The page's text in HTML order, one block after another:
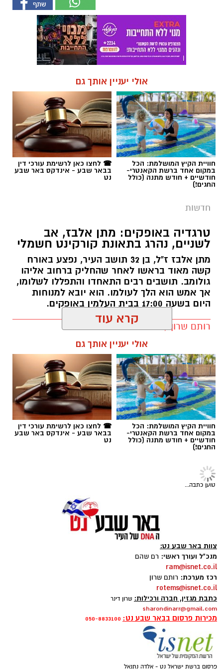
אולי יעניין אותך גם
חוויית הקיץ המושלמת: הכל
במקום אחד ברשת הקאנטרי-
חודשיים + חודש מתנה (כולל
החגים!)
☎ לחצו כאן לרשימת עורכי דין
בבאר שבע - אינדקס באר שבע
נט
חדשות
טרגדיה באופקים: מתן אלבז, אב
לשניים, נהרג בתאונת קורקינט חשמלי
מתן אלבז ז"ל, בן 32 תושב העיר, נפצע באורח
קשה מאוד בראשו לאחר שהחליק ברחוב אליהו
גולומב. תושבים רבים התאחדו והתפללו לשלומו,
אך אמש הוא הלך לעולמו. הוא יובא למנוחות
היום בשעה 17:00 בבית העלמין באופקים.
רותם שרון / 11:33 06.08.26
תגים:מתן אלבז ז"ל
קרדיט: תוכן גולשים ע"פ סעיף 27א'/איחוד הצלה
אבל כבד בעיר אופקים: מתן אלבז, תושב העיר בן
32, נשוי ואב לשניים, הלך אמש לעולמו בבית
החולים, ימים ספורים לאחר שנפצע באורח אנוש
בתאונת קורקינט חשמלי. מאז התאונה הקשה,
קרא עוד
אולי יעניין אותך גם
חוויית הקיץ המושלמת: הכל
במקום אחד ברשת הקאנטרי-
החגים!)
צוות באר שבע נט:
מנכ"ל ועורך ראשי:רם שהם
ram@isnet.co.il
רכז מערכת: רותם שרון
rotems@isnet.co.il
כתבת מגזין, חברה ורכילות: שרון דינר
sharondinarr@gmail.com
מכירות פרסום בבאר שבע נט: